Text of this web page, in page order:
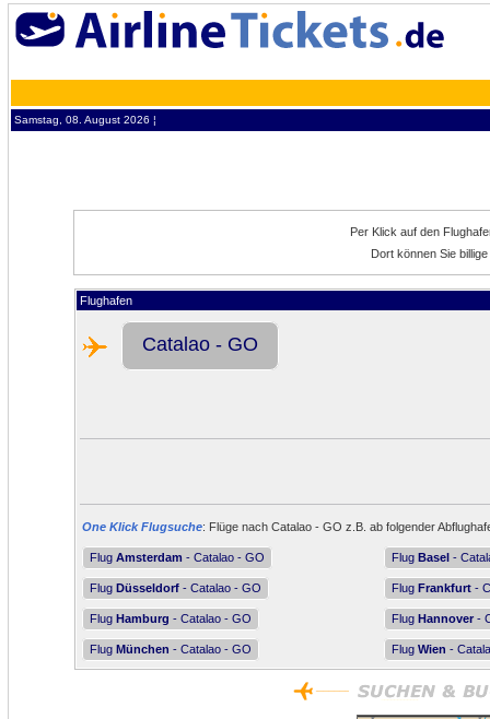
Samstag, 08. August 2026 ¦
Per Klick auf den
Dort können Sie
Flughafen
Catalao - GO
One Klick Flugsuche: Flüge nach Catalao - GO z.B. ab folgender
Flug Amsterdam - Catalao - GO Flug Basel -
Flug Düsseldorf - Catalao - GO Flug Frankfurt -
Flug Hamburg - Catalao - GO Flug Hannover -
Flug München - Catalao - GO Flug Wien -